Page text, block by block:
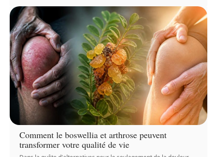
Comment le boswellia et arthrose peuvent
transformer votre qualité de vie